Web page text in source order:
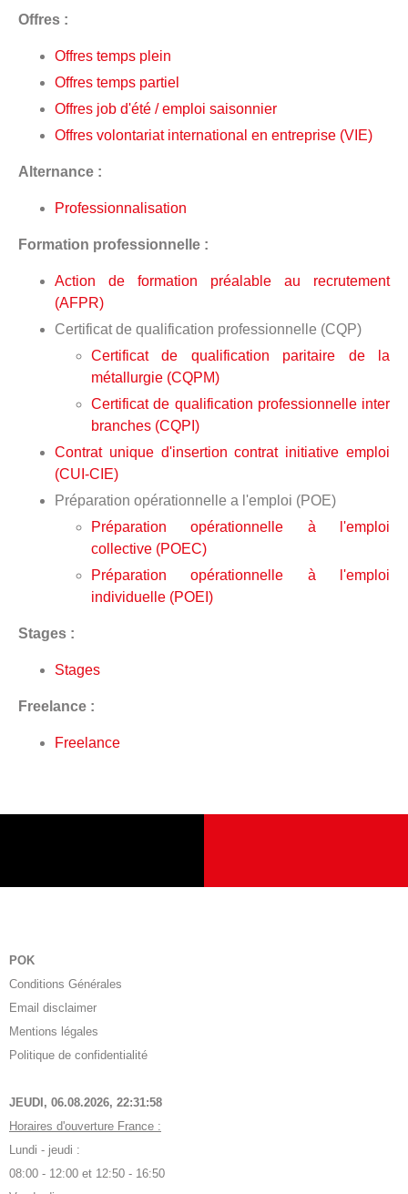
Offres :
Offres temps plein
Offres temps partiel
Offres job d'été / emploi saisonnier
Offres volontariat international en entreprise (VIE)
Alternance :
Professionnalisation
Formation professionnelle :
Action de formation préalable au recrutement
(AFPR)
Certificat de qualification professionnelle (CQP)
Certificat de qualification paritaire de la
métallurgie (CQPM)
Certificat de qualification professionnelle inter
branches (CQPI)
Contrat unique d'insertion contrat initiative emploi
(CUI-CIE)
Préparation opérationnelle a l'emploi (POE)
Préparation opérationnelle à l'emploi
collective (POEC)
Préparation opérationnelle à l'emploi
individuelle (POEI)
Stages :
Stages
Freelance :
Freelance
POK
Conditions Générales
Email disclaimer
Mentions légales
Politique de confidentialité
JEUDI, 06.08.2026, 22:31:59
Horaires d'ouverture France :
Lundi - jeudi :
08:00 - 12:00 et 12:50 - 16:50